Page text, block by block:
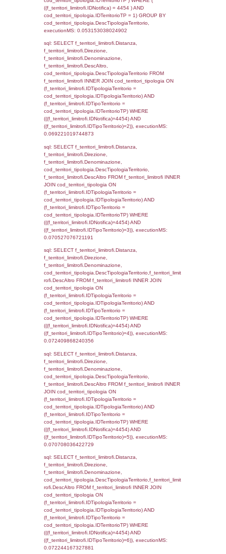
el_regioni_1 ON
el_regioni_1.IstRegione where
executionMS: 0.00052118301391602
sql: SELECT a2p.Cognome, a2p.Nome
a2_ruolipersonale a2rp INNER JOIN
a2rp.IDPersonale = a2p.IDPersonale
(((a2p.IDNotifica)=4454) AND
executionMS: 0.0031540393829346
sql: SELECT a2p.Cognome, a2p.Nome
a2_ruolipersonale a2rp INNER JOIN
a2rp.IDPersonale = a2p.IDPersonale
(((a2p.IDNotifica)=4454) AND
executionMS: 0.0025808811187744
sql: SELECT cod_ipa_aoo.des_amm,
d1_controlli.UntAmmTerr,
d1_controlli.Regione, d1_controlli.Provincia,
d1_controlli.Comune, d1_controlli.Via,
d1_controlli.Email, d1_controlli.Pec FROM
INNER JOIN d1_controlli ON
d1_controlli.UntAmmTerr where
executionMS: 0.022020101547241
sql: SELECT * FROM d2_autorizzazioni
IDNotifica=4454, executionMS:
sql: SELECT Ispezione, IDArticoloComma,
StatoIspezione,
'%d/%m/%Y') as DataApertura,
DataChiusura,
'%d/%m/%Y') as DataUltimoPIR FROM
WHERE (((d3_ispezioni.IDNotifica)=4454)),
0.00054407119750977
sql: SELECT el_nazioni.DescIT,
FROM f_confini_stato INNER JOIN
f_confini_stato.IDStato =
f_confini_stato.IDNotifica = 4454;,
0.00056314468383789
sql: SELECT el_regioni.Regione,
el_comuni.Comune,
f_confini INNER JOIN ((el_comuni INNER
ON el_comuni.IstProvincia =
INNER JOIN el_regioni ON
el_regioni.IstRegione) ON
el_comuni.IstComune WHERE